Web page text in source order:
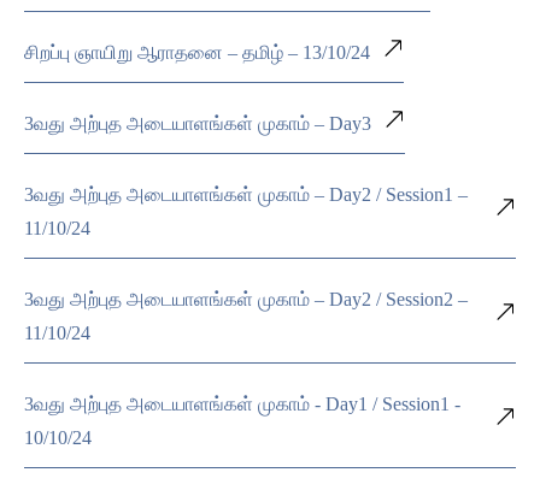
சிறப்பு ஞாயிறு ஆராதனை – தமிழ் – 13/10/24
3வது அற்புத அடையாளங்கள் முகாம் – Day3
3வது அற்புத அடையாளங்கள் முகாம் – Day2 / Session1 –
11/10/24
3வது அற்புத அடையாளங்கள் முகாம் – Day2 / Session2 –
11/10/24
3வது அற்புத அடையாளங்கள் முகாம் - Day1 / Session1 -
10/10/24